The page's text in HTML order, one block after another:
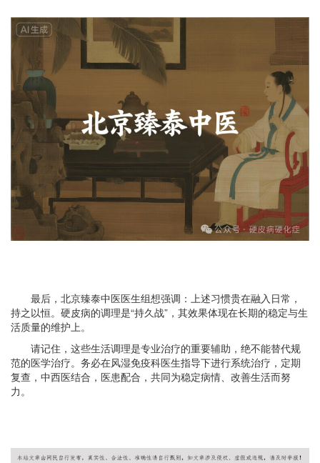
最后，北京臻泰中医医生组想强调：上述习惯贵在融入日常，
持之以恒。硬皮病的调理是“持久战”，其效果体现在长期的稳定与生
活质量的维护上。
请记住，这些生活调理是专业治疗的重要辅助，绝不能替代规
范的医学治疗。务必在风湿免疫科医生指导下进行系统治疗，定期
复查，中西医结合，医患配合，共同为稳定病情、改善生活而努
力。